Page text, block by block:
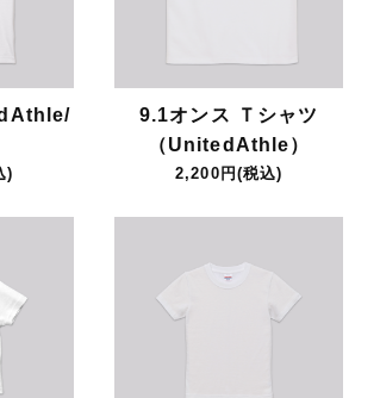
)
9.1オンス Ｔシャツ
（UnitedAthle）
2,200円(税込)